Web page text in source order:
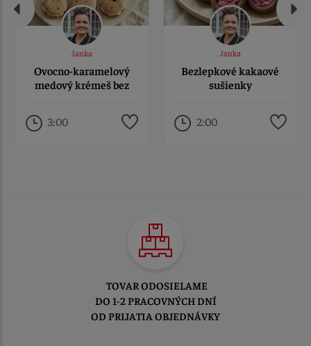
Janka
Ovocno-karamelový
medový krémeš bez
3:00
Janka
Bezlepkové kakaové
sušienky
2:00
TOVAR ODOSIELAME
DO 1-2 PRACOVNÝCH DNÍ
OD PRIJATIA OBJEDNÁVKY